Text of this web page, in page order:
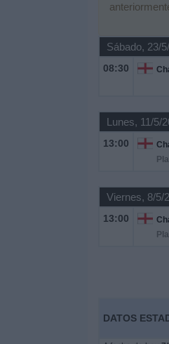
Sábado, 23/
08:30
Lunes, 11/5/
13:00
Viernes, 8/5/
13:00
DATOS